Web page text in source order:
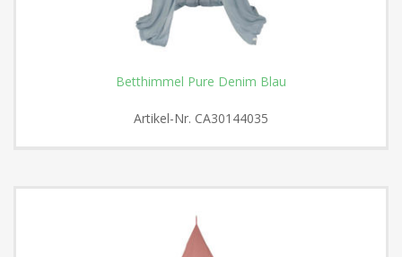
Betthimmel Pure Denim Blau
Artikel-Nr. CA30144035